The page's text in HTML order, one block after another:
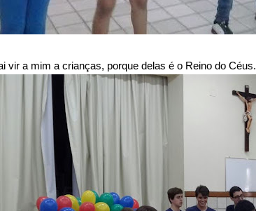
vir a mim a crianças, porque delas é o Reino do Céus.